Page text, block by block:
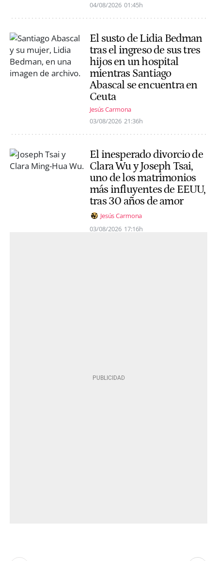
04/08/2026 01:45h
El susto de Lidia Bedman
tras el ingreso de sus tres
hijos en un hospital
mientras Santiago
Abascal se encuentra en
Ceuta
Jesús Carmona
03/08/2026 21:36h
El inesperado divorcio de
Clara Wu y Joseph Tsai,
uno de los matrimonios
más influyentes de EEUU,
tras 30 años de amor
Jesús Carmona
03/08/2026 17:16h